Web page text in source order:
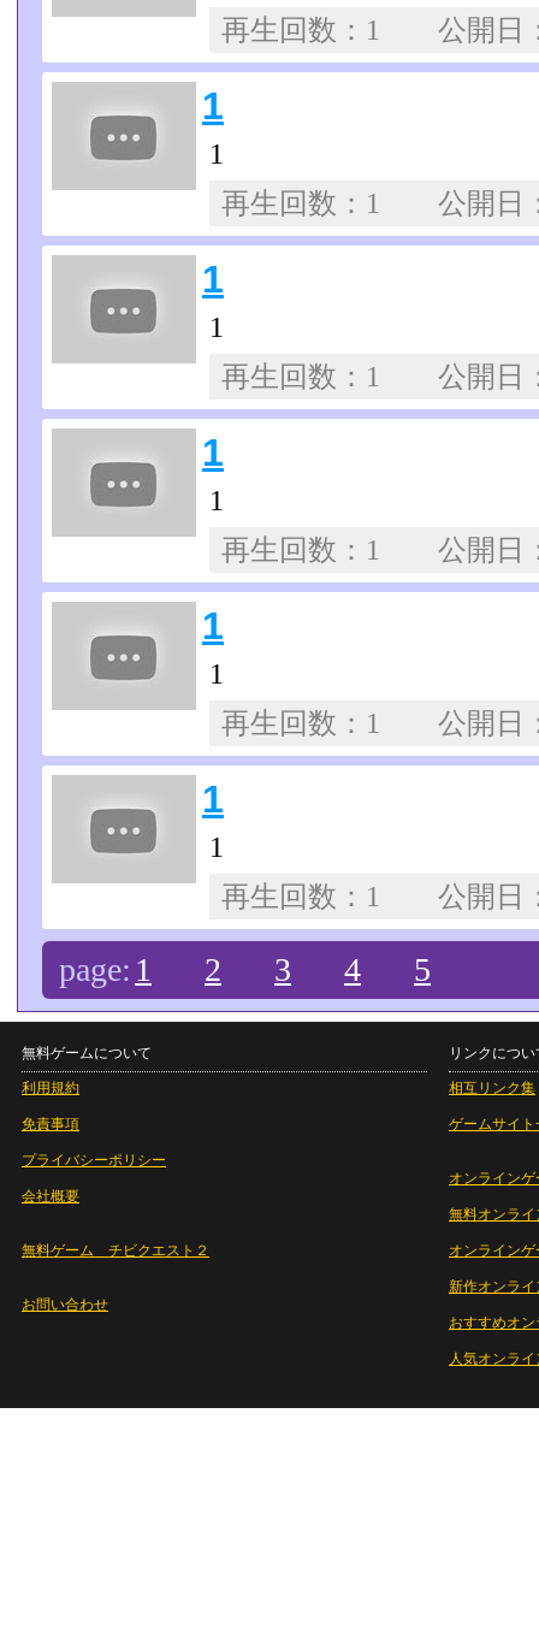
再生回数：1 公開
1
1
再生回数：1 公開
1
1
再生回数：1 公開
1
1
再生回数：1 公開
1
1
再生回数：1 公開
1
1
再生回数：1 公開
page: 1 2 3 4 5
無料ゲームについて
利用規約
免責事項
プライバシーポリシー
会社概要
無料ゲーム チビクエスト２
お問い合わせ
リンクについ
相互リンク集
ゲームサイト
オンラインゲ
無料オンライ
オンライン
新作オンライ
おすすめオ
人気オンラ